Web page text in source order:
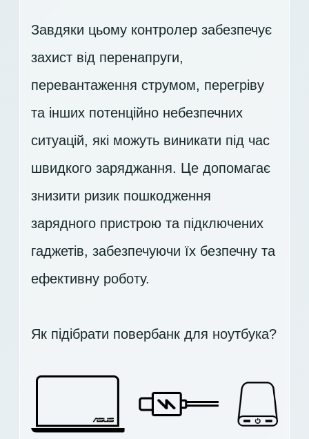
Завдяки цьому контролер забезпечує
захист від перенапруги,
перевантаження струмом, перегріву
та інших потенційно небезпечних
ситуацій, які можуть виникати під час
швидкого заряджання. Це допомагає
знизити ризик пошкодження
зарядного пристрою та підключених
гаджетів, забезпечуючи їх безпечну та
ефективну роботу.
Як підібрати повербанк для ноутбука?